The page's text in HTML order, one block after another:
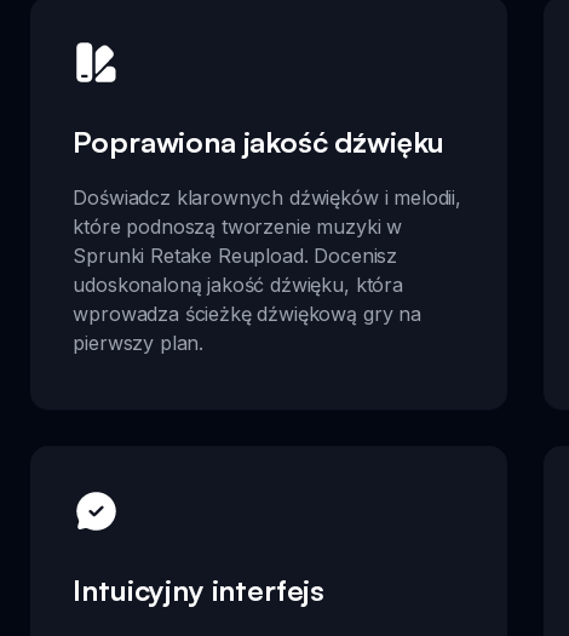
Poprawiona jakość dźwięku
Doświadcz klarownych dźwięków i melodii,
które podnoszą tworzenie muzyki w
Sprunki Retake Reupload. Docenisz
udoskonaloną jakość dźwięku, która
wprowadza ścieżkę dźwiękową gry na
pierwszy plan.
Intuicyjny interfejs